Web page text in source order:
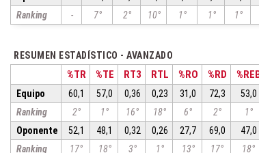
Ranking
- 7° 2° 10° 1° 1° 1°
RESUMEN ESTADÍSTICO - AVANZADO
%TR %TE RT3 RTL %RO %RD
Equipo 60,1 57,0 0,36 0,23 31,0 72,3 53,0
Ranking
2° 1° 16° 18° 6° 2° 1°
Oponente
52,1 48,1 0,32 0,26 27,7 69,0 47,0
Ranking
17° 18° 3° 1° 13° 17° 18°